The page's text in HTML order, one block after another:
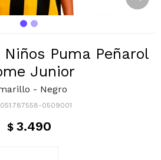
Puma Peñarol
Junior
- Negro
051.787558-0509001
$ 3.490